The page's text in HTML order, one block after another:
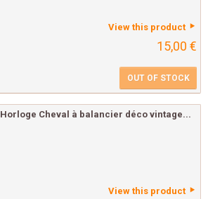
View this product
15,00 €
OUT OF STOCK
Horloge Cheval à balancier déco vintage...
View this product